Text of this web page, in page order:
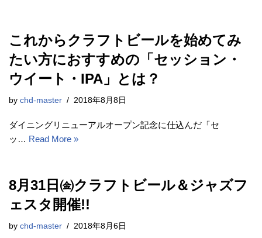
これからクラフトビールを始めてみ
たい方におすすめの「セッション・
ウイート・IPA」とは？
by chd-master 2018年8月8日
ダイニングリニューアルオープン記念に仕込んだ「セ
ッ… Read More »
8月31日㈮クラフトビール＆ジャズフ
ェスタ開催!!
by chd-master 2018年8月6日